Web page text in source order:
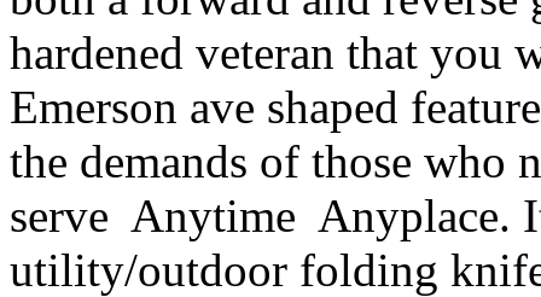
hardened veteran that you
Emerson ave shaped
the demands of those who
serve Anytime Anyplace.
utility/outdoor folding